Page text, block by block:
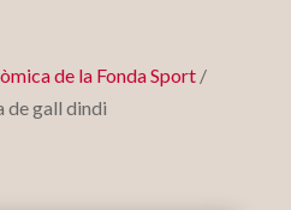
de la Fonda Sport/
de gall dindi